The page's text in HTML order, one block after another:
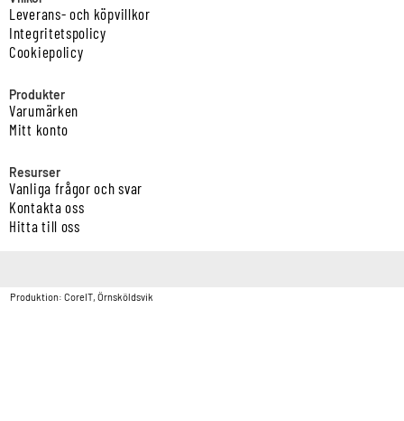
Leverans- och köpvillkor
Integritetspolicy
Cookiepolicy
Produkter
Varumärken
Mitt konto
Resurser
Vanliga frågor och svar
Kontakta oss
Hitta till oss
Produktion: CoreIT, Örnsköldsvik